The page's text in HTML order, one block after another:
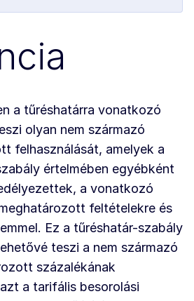
a tűréshatárra vonatkozó
olyan nem származó
felhasználását, amelyek a
értelmében egyébként
a vonatkozó
feltételekre és
Ez a tűréshatár-szabály
teszi a nem származó
százalékának
a tarifális besorolási